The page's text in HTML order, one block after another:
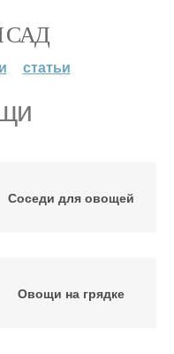
САД
статьи
Соседи для овощей
Овощи на грядке